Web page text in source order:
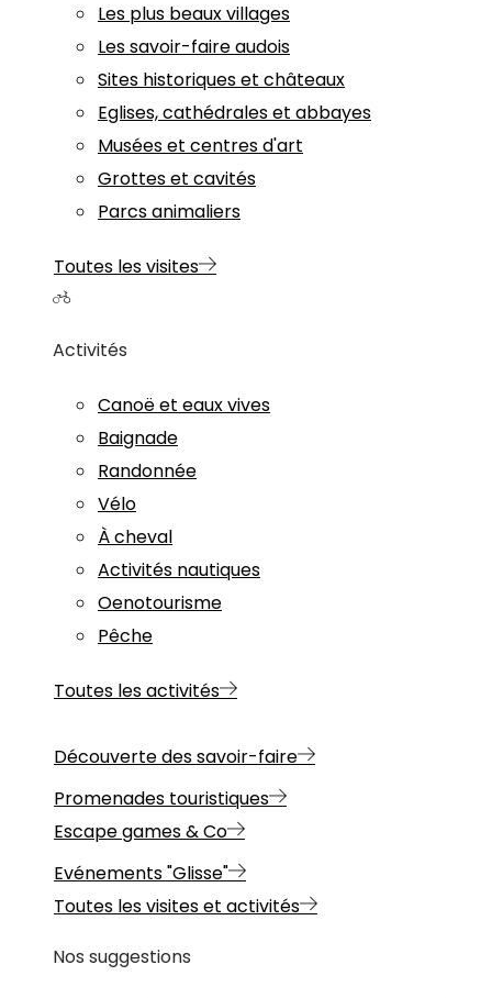
Les plus beaux villages
Les savoir-faire audois
Sites historiques et châteaux
Eglises, cathédrales et abbayes
Musées et centres d'art
Grottes et cavités
Parcs animaliers
Toutes les visites
Activités
Canoë et eaux vives
Baignade
Randonnée
Vélo
À cheval
Activités nautiques
Oenotourisme
Pêche
Toutes les activités
Découverte des savoir-faire
Promenades touristiques
Escape games & Co
Evénements "Glisse"
Toutes les visites et activités
Nos suggestions